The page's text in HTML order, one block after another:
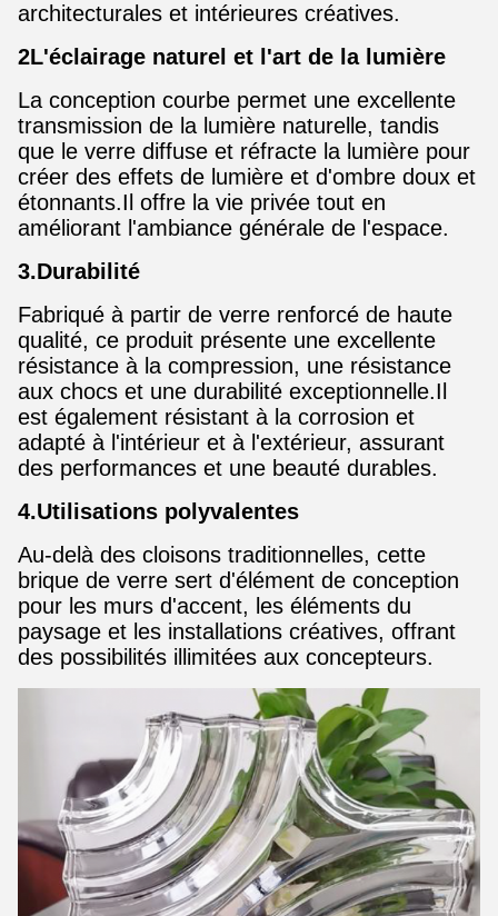
architecturales et intérieures créatives.
2L'éclairage naturel et l'art de la lumière
La conception courbe permet une excellente
transmission de la lumière naturelle, tandis
que le verre diffuse et réfracte la lumière pour
créer des effets de lumière et d'ombre doux et
étonnants.Il offre la vie privée tout en
améliorant l'ambiance générale de l'espace.
3.Durabilité
Fabriqué à partir de verre renforcé de haute
qualité, ce produit présente une excellente
résistance à la compression, une résistance
aux chocs et une durabilité exceptionnelle.Il
est également résistant à la corrosion et
adapté à l'intérieur et à l'extérieur, assurant
des performances et une beauté durables.
4.Utilisations polyvalentes
Au-delà des cloisons traditionnelles, cette
brique de verre sert d'élément de conception
pour les murs d'accent, les éléments du
paysage et les installations créatives, offrant
des possibilités illimitées aux concepteurs.